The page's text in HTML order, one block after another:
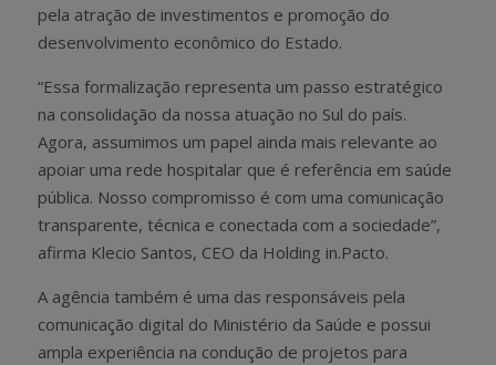
pela atração de investimentos e promoção do
desenvolvimento econômico do Estado.
“Essa formalização representa um passo estratégico
na consolidação da nossa atuação no Sul do país.
Agora, assumimos um papel ainda mais relevante ao
apoiar uma rede hospitalar que é referência em saúde
pública. Nosso compromisso é com uma comunicação
transparente, técnica e conectada com a sociedade”,
afirma Klecio Santos, CEO da Holding in.Pacto.
A agência também é uma das responsáveis pela
comunicação digital do Ministério da Saúde e possui
ampla experiência na condução de projetos para